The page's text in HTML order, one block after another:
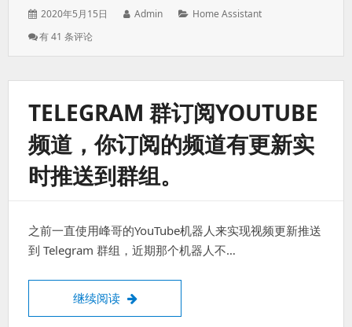
发
于：
2020年5月15日
作
Admin
分
Home Assistant
利
01/01S
合
DHT11
实
现
原
生
湿
度
传
需
有 41 条评论
TELEGRAM 群订阅YOUTUBE
频道，你订阅的频道有更新实
时推送到群组。
之前一直使用峰哥的YouTube机器人来实现视频更新推送
到 Telegram 群组，近期那个机器人不…
继续阅读 Telegram 群订阅YouTube频道，你订阅的